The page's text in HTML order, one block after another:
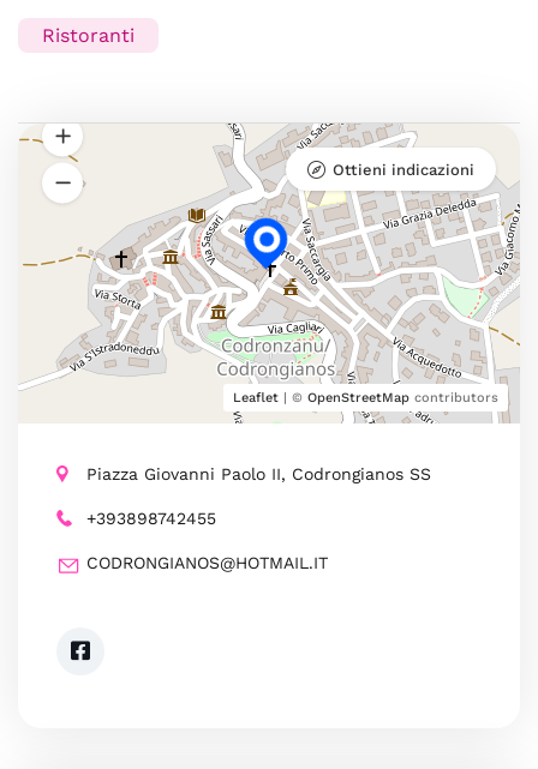
Ristoranti
Leaflet | © OpenStreetMap contributors
Ottieni indicazioni
Piazza Giovanni Paolo II, Codrongianos SS
+393898742455
CODRONGIANOS@HOTMAIL.IT